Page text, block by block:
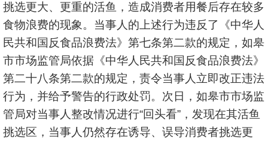
挑选更大、更重的活鱼，造成消费者用餐后存在较多
食物浪费的现象。当事人的上述行为违反了《中华人
民共和国反食品浪费法》第七条第二款的规定，如皋
市市场监管局依据《中华人民共和国反食品浪费法》
第二十八条第二款的规定，责令当事人立即改正违法
行为，并给予警告的行政处罚。次日，如皋市市场监
管局对当事人整改情况进行“回头看”，发现在其活鱼
挑选区，当事人仍然存在诱导、误导消费者挑选更